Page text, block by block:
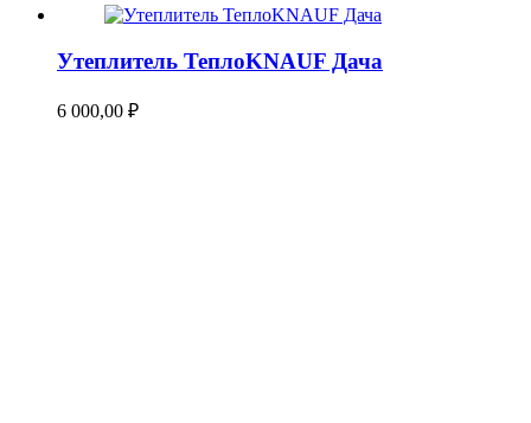
Утеплитель ТеплоKNAUF Дача
6 000,00 ₽